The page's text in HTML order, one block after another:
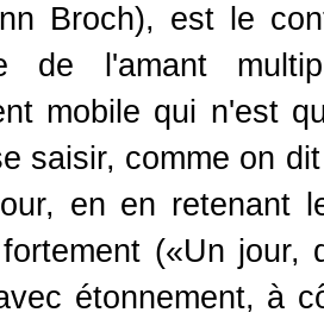
Broch), est le
de l'amant
mobile qui n'est
saisir, comme on
en en retenant
(«Un jour,
étonnement, à